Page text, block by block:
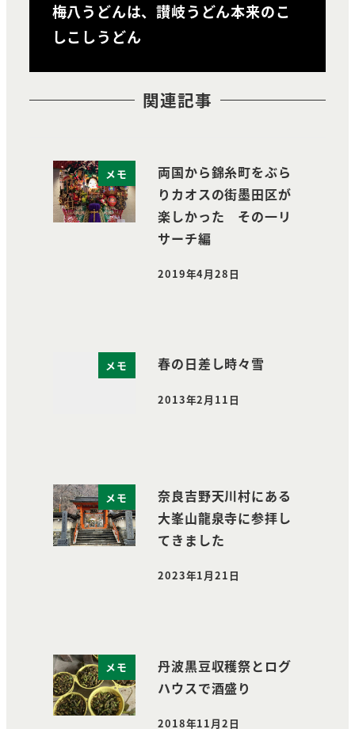
梅八うどんは、讃岐うどん本来のこ
しこしうどん
関連記事
メモ
両国から錦糸町をぶら
りカオスの街墨田区が
楽しかった その一リ
サーチ編
投稿日
2019年4月28日
メモ 春の日差し時々雪
投稿日
2013年2月11日
メモ
奈良吉野天川村にある
大峯山龍泉寺に参拝し
てきました
投稿日
2023年1月21日
メモ
丹波黒豆収穫祭とログ
ハウスで酒盛り
2018年11月2日